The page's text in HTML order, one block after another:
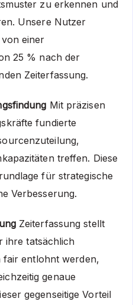
zu erkennen und
Unsere Nutzer
einer
25 % nach der
Zeiterfassung.
Mit präzisen
fundierte
treffen. Diese
für strategische
Verbesserung.
Zeiterfassung stellt
ihre tatsächlich
fair entlohnt werden,
genaue
gegenseitige Vorteil